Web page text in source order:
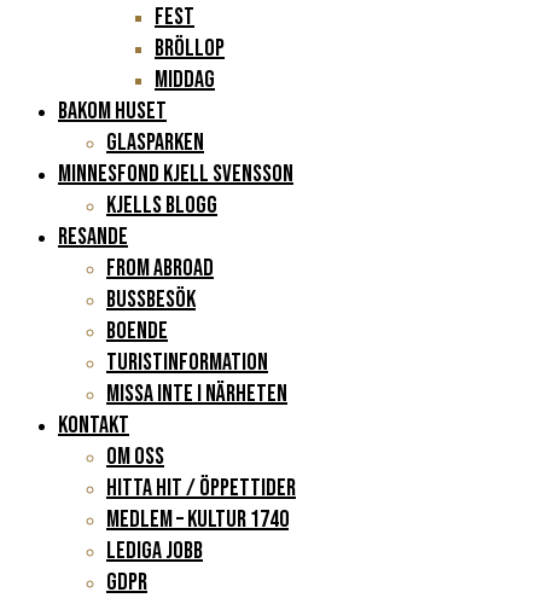
Fest
Bröllop
Middag
BAKOM HUSET
Glasparken
Minnesfond Kjell Svensson
KJELLS BLOGG
RESANDE
FROM ABROAD
Bussbesök
Boende
Turistinformation
Missa inte i närheten
KONTAKT
Om oss
Hitta hit / Öppettider
Medlem – Kultur 1740
Lediga jobb
GDPR